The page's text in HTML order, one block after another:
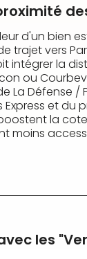
d'un bien
trajet vers
intégrer la
ou
La Défense /
Express et du
boostent la
moins
les